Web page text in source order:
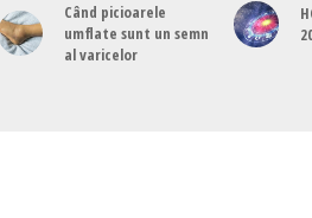
Când picioarele
umflate sunt un semn
al varicelor